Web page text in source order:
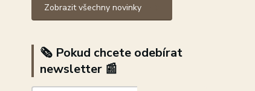
Zobrazit všechny novinky
🗞️ Pokud chcete odebírat
newsletter 📰